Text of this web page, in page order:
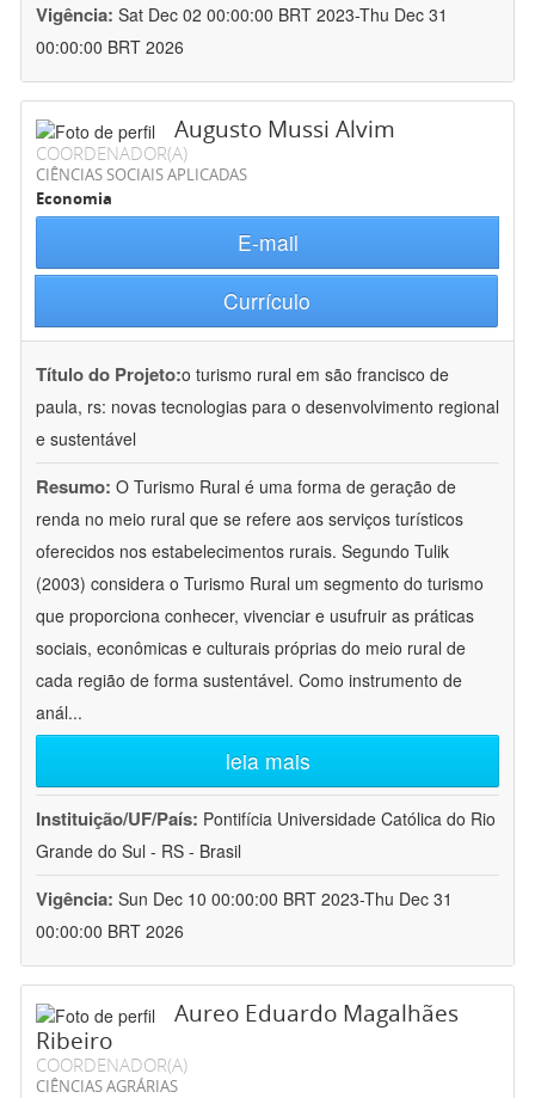
Vigência: Sat Dec 02 00:00:00 BRT 2023-Thu Dec 31
00:00:00 BRT 2026
Augusto Mussi Alvim
COORDENADOR(A)
CIÊNCIAS SOCIAIS APLICADAS
Economia
E-mail
Currículo
Título do Projeto:o turismo rural em são francisco de
paula, rs: novas tecnologias para o desenvolvimento regional
e sustentável
Resumo: O Turismo Rural é uma forma de geração de
renda no meio rural que se refere aos serviços turísticos
oferecidos nos estabelecimentos rurais. Segundo Tulik
(2003) considera o Turismo Rural um segmento do turismo
que proporciona conhecer, vivenciar e usufruir as práticas
sociais, econômicas e culturais próprias do meio rural de
cada região de forma sustentável. Como instrumento de
anál...
leia mais
Instituição/UF/País: Pontifícia Universidade Católica do Rio
Grande do Sul - RS - Brasil
Vigência: Sun Dec 10 00:00:00 BRT 2023-Thu Dec 31
00:00:00 BRT 2026
Aureo Eduardo Magalhães
Ribeiro
COORDENADOR(A)
CIÊNCIAS AGRÁRIAS